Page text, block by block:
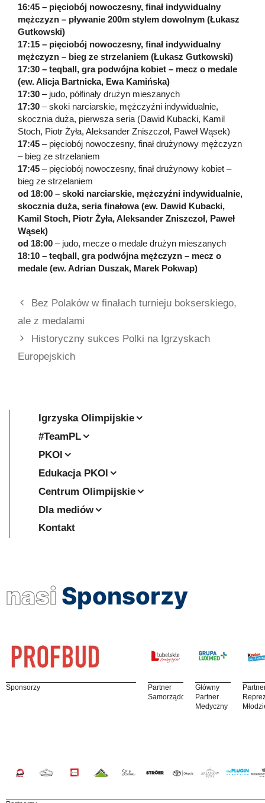
16:45 – pięciobój nowoczesny, finał indywidualny
mężczyzn – pływanie 200m stylem dowolnym (Łukasz
Gutkowski)
17:15 – pięciobój nowoczesny, finał indywidualny
mężczyzn – bieg ze strzelaniem (Łukasz Gutkowski)
17:30 – teqball, gra podwójna kobiet – mecz o medale
(ew. Alicja Bartnicka, Ewa Kamińska)
17:30 – judo, półfinały drużyn mieszanych
17:30 – skoki narciarskie, mężczyźni indywidualnie,
skocznia duża, pierwsza seria (Dawid Kubacki, Kamil
Stoch, Piotr Żyła, Aleksander Zniszczoł, Paweł Wąsek)
17:45 – pięciobój nowoczesny, finał drużynowy mężczyzn
– bieg ze strzelaniem
17:45 – pięciobój nowoczesny, finał drużynowy kobiet –
bieg ze strzelaniem
od 18:00 – skoki narciarskie, mężczyźni indywidualnie,
skocznia duża, seria finałowa (ew. Dawid Kubacki,
Kamil Stoch, Piotr Żyła, Aleksander Zniszczoł, Paweł
Wąsek)
od 18:00 – judo, mecze o medale drużyn mieszanych
18:10 – teqball, gra podwójna mężczyzn – mecz o
medale (ew. Adrian Duszak, Marek Pokwap)
Bez Polaków w finałach turnieju bokserskiego,
ale z medalami
Historyczny sukces Polki na Igrzyskach
Europejskich
Igrzyska Olimpijskie
#TeamPL
PKOl
Edukacja PKOl
Centrum Olimpijskie
Dla mediów
Kontakt
nasi Sponsorzy
Sponsorzy
Partner
Samorządowy
Główny
Partner
Medyczny